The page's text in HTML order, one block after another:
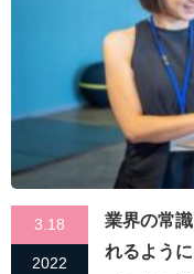
3.18
2022
業界の常
れるように